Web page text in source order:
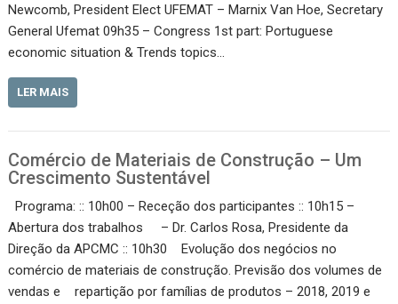
Newcomb, President Elect UFEMAT – Marnix Van Hoe, Secretary
General Ufemat 09h35 – Congress 1st part: Portuguese
economic situation & Trends topics…
LER MAIS
Comércio de Materiais de Construção – Um
Crescimento Sustentável
Programa: :: 10h00 – Receção dos participantes :: 10h15 –
Abertura dos trabalhos – Dr. Carlos Rosa, Presidente da
Direção da APCMC :: 10h30 Evolução dos negócios no
comércio de materiais de construção. Previsão dos volumes de
vendas e repartição por famílias de produtos – 2018, 2019 e